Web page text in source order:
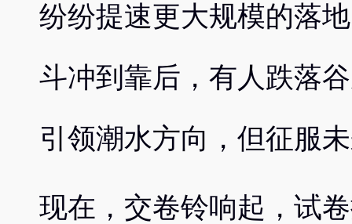
纷纷提速更大规模的落
斗冲到靠后，有人跌落
引领潮水方向，但征服
现在，交卷铃响起，试